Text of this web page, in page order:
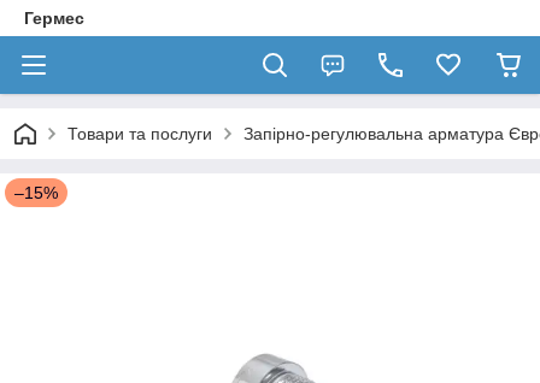
Гермес
Товари та послуги Запірно-регулювальна арматура
–15%